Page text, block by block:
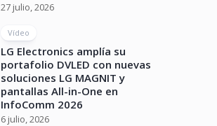
27 julio, 2026
Vídeo
LG Electronics amplía su
portafolio DVLED con nuevas
soluciones LG MAGNIT y
pantallas All-in-One en
InfoComm 2026
6 julio, 2026